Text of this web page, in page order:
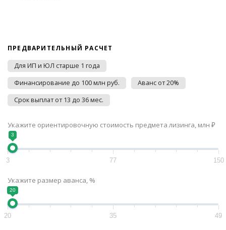
ПРЕДВАРИТЕЛЬНЫЙ РАСЧЕТ
Для ИП и ЮЛ старше 1 года
Финансирование до 100 млн руб.
Аванс от 20%
Срок выплат от 13 до 36 мес.
Укажите ориентировочную стоимость предмета лизинга, млн ₽
3
3 77 150
Укажите размер аванса, %
20
20 35 49